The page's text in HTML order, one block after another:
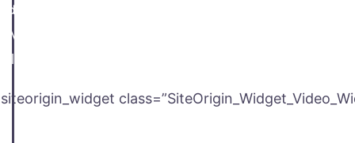
készítése és mentése a 3D túra alapján
Matterport fiók 3D túrák kezelésére szolgáló
és beállítási lehetősséggel készíthetünk